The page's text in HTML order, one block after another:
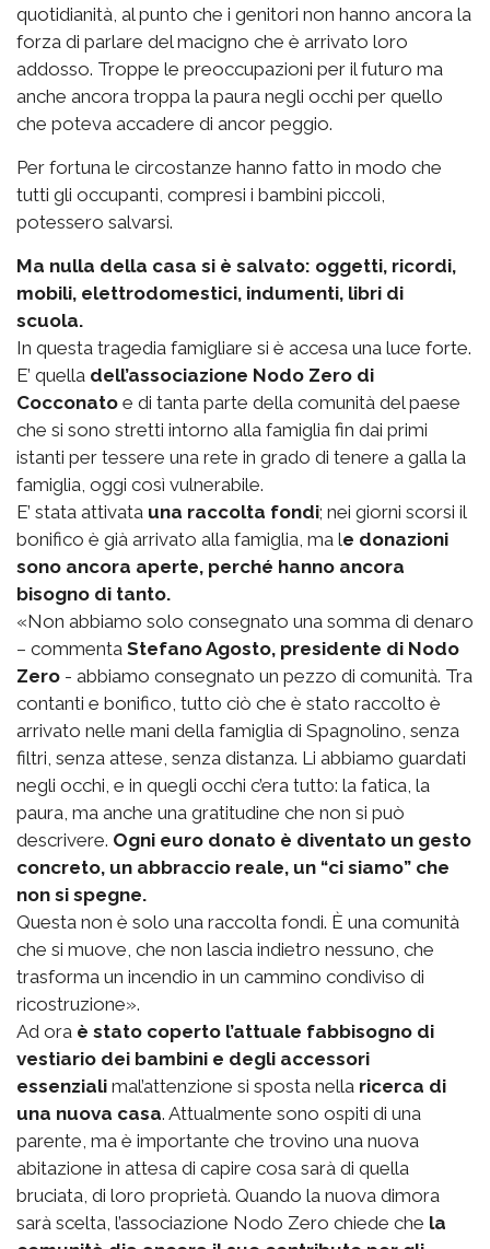
quotidianità, al punto che i genitori non hanno ancora la
forza di parlare del macigno che è arrivato loro
addosso. Troppe le preoccupazioni per il futuro ma
anche ancora troppa la paura negli occhi per quello
che poteva accadere di ancor peggio.
Per fortuna le circostanze hanno fatto in modo che
tutti gli occupanti, compresi i bambini piccoli,
potessero salvarsi.
Ma nulla della casa si è salvato: oggetti, ricordi,
mobili, elettrodomestici, indumenti, libri di
scuola.
In questa tragedia famigliare si è accesa una luce forte.
E’ quella dell’associazione Nodo Zero di
Cocconato e di tanta parte della comunità del paese
che si sono stretti intorno alla famiglia fin dai primi
istanti per tessere una rete in grado di tenere a galla la
famiglia, oggi così vulnerabile.
E’ stata attivata una raccolta fondi; nei giorni scorsi il
bonifico è già arrivato alla famiglia, ma le donazioni
sono ancora aperte, perché hanno ancora
bisogno di tanto.
«Non abbiamo solo consegnato una somma di denaro
– commenta Stefano Agosto, presidente di Nodo
Zero - abbiamo consegnato un pezzo di comunità. Tra
contanti e bonifico, tutto ciò che è stato raccolto è
arrivato nelle mani della famiglia di Spagnolino, senza
filtri, senza attese, senza distanza. Li abbiamo guardati
negli occhi, e in quegli occhi c’era tutto: la fatica, la
paura, ma anche una gratitudine che non si può
descrivere. Ogni euro donato è diventato un gesto
concreto, un abbraccio reale, un “ci siamo” che
non si spegne.
Questa non è solo una raccolta fondi. È una comunità
che si muove, che non lascia indietro nessuno, che
trasforma un incendio in un cammino condiviso di
ricostruzione».
Ad ora è stato coperto l’attuale fabbisogno di
vestiario dei bambini e degli accessori
essenziali mal’attenzione si sposta nella ricerca di
una nuova casa. Attualmente sono ospiti di una
parente, ma è importante che trovino una nuova
abitazione in attesa di capire cosa sarà di quella
bruciata, di loro proprietà. Quando la nuova dimora
sarà scelta, l’associazione Nodo Zero chiede che la